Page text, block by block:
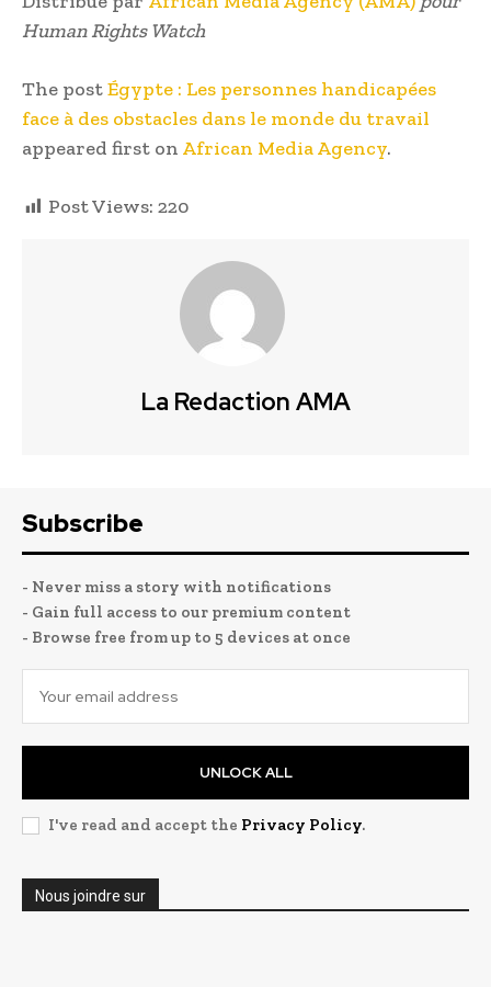
Human Rights Watch
The postÉgypte : Les personnes handicapées
face à des obstacles dans le monde du travail
appeared first on African Media Agency.
Post Views: 220
La Redaction AMA
Subscribe
- Never miss a story with notifications
- Gain full access to our premium content
- Browse free from up to 5 devices at once
UNLOCK ALL
I've read and accept the Privacy Policy.
Nous joindre sur